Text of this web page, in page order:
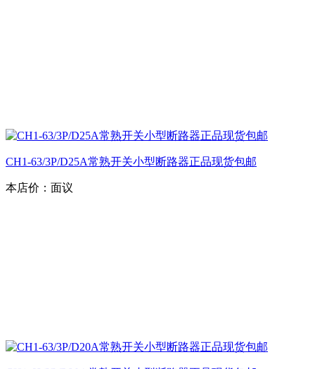
CH1-63/3P/D25A常熟开关小型断路器正品现货包邮
本店价： 面议